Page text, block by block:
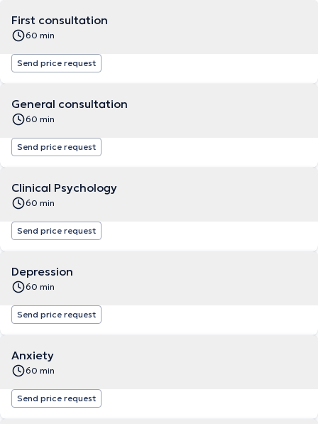
First consultation
60 min
Send price request
General consultation
60 min
Send price request
Clinical Psychology
60 min
Send price request
Depression
60 min
Send price request
Anxiety
60 min
Send price request